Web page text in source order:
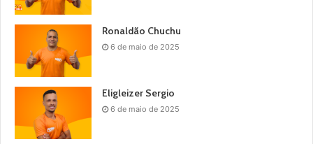
Ronaldão Chuchu
6 de maio de 2025
Eligleizer Sergio
6 de maio de 2025